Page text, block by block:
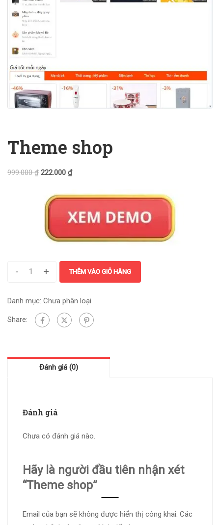
Theme shop
999.000₫ 222.000 ₫
- + THÊM VÀO GIỎ HÀNG
Danh mục: Chưa phân loại
Share:
Đánh giá (0)
Đánh giá
Chưa có đánh giá nào.
Hãy là người đầu tiên nhận xét
“Theme shop”
Email của bạn sẽ không được hiển thị công khai. Các